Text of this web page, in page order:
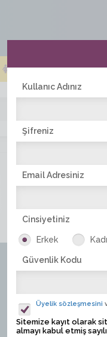
Online
adalı_kiz oya_ay
serenta!!
Ziyaret Tarihi
Son İşlem Zamanı
Kullanıc Adınız
Şifreniz
Email Adresiniz
Cinsiyetiniz
Erkek
Güvenlik Kodu
Üyelik sözleşmesini
Sitemize kayıt olarak
almayı kabul etmiş